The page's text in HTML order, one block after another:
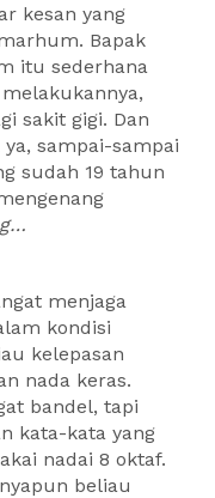
kesan yang
Bapak
itu sederhana
sakit gigi. Dan
sampai-sampai
sudah 19 tahun
menjaga
kondisi
kelepasan
nada keras.
bandel, tapi
kata-kata yang
nadai 8 oktaf.
beliau